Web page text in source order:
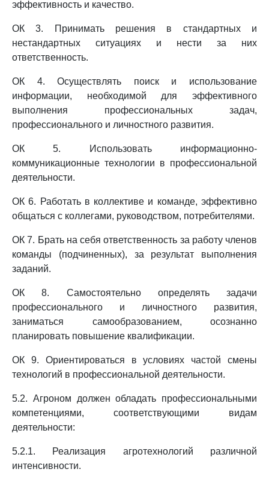
эффективность и качество.
ОК 3. Принимать решения в стандартных и
нестандартных ситуациях и нести за них
ответственность.
ОК 4. Осуществлять поиск и использование
информации, необходимой для эффективного
выполнения профессиональных задач,
профессионального и личностного развития.
ОК 5. Использовать информационно-
коммуникационные технологии в профессиональной
деятельности.
ОК 6. Работать в коллективе и команде, эффективно
общаться с коллегами, руководством, потребителями.
ОК 7. Брать на себя ответственность за работу членов
команды (подчиненных), за результат выполнения
заданий.
ОК 8. Самостоятельно определять задачи
профессионального и личностного развития,
заниматься самообразованием, осознанно
планировать повышение квалификации.
ОК 9. Ориентироваться в условиях частой смены
технологий в профессиональной деятельности.
5.2. Агроном должен обладать профессиональными
компетенциями, соответствующими видам
деятельности:
5.2.1. Реализация агротехнологий различной
интенсивности.